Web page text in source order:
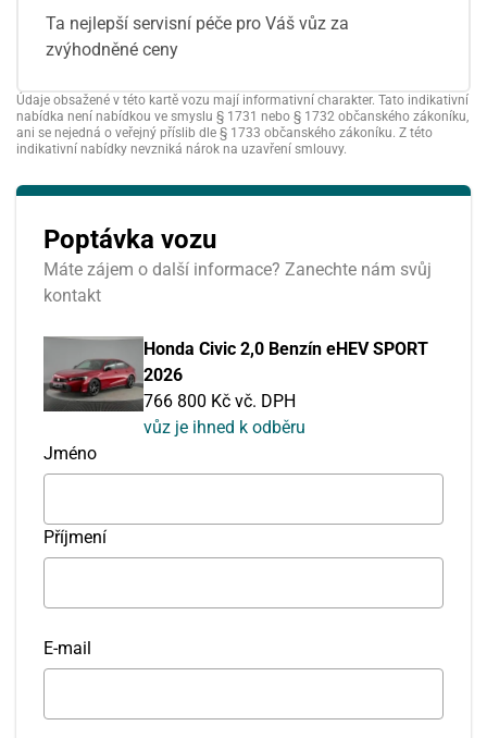
Ta nejlepší servisní péče pro Váš vůz za
zvýhodněné ceny
Údaje obsažené v této kartě vozu mají informativní charakter. Tato indikativní
nabídka není nabídkou ve smyslu § 1731 nebo § 1732 občanského zákoníku,
ani se nejedná o veřejný příslib dle § 1733 občanského zákoníku. Z této
indikativní nabídky nevzniká nárok na uzavření smlouvy.
Poptávka vozu
Máte zájem o další informace? Zanechte nám svůj
kontakt
Honda Civic 2,0 Benzín eHEV SPORT
2026
766 800 Kč vč. DPH
vůz je ihned k odběru
Jméno
Příjmení
E-mail